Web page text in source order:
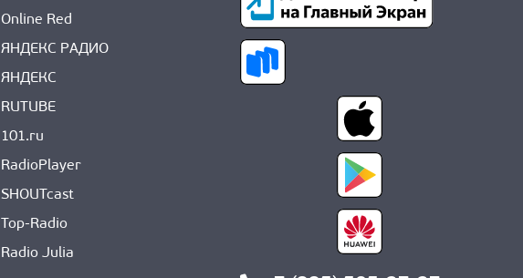
Online Red
ЯНДЕКС РАДИО
ЯНДЕКС
RUTUBE
101.ru
RadioPlayer
SHOUTcast
Top-Radio
Radio Julia